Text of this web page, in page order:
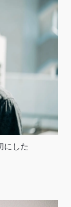
にした